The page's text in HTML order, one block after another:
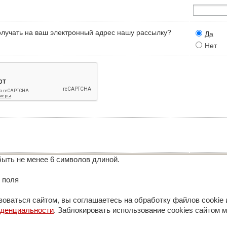
на ваш электронный адрес нашу рассылку?
Да
Нет
не менее 6 символов длиной.
сайтом, вы соглашаетесь на обработку файлов cookie
. Заблокировать использование cookies сайтом